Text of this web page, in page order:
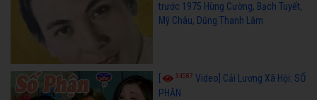
trước 1975 Hùng Cường, Bạch Tuyết,
Mỹ Châu, Dũng Thanh Lâm
34587 Video] Cải Lương Xã Hội: SỐ
PHẬN